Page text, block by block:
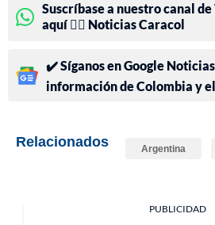
Suscríbase a nuestro canal
aquí 👉🏻 Noticias Caracol
✔️ Síganos en Google
información de Colombia y
Relacionados Argentina
PUBLICIDAD